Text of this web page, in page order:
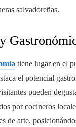
salvadoreñas.
tiene lugar en el
el potencial
pueden
por cocineros
de arte,